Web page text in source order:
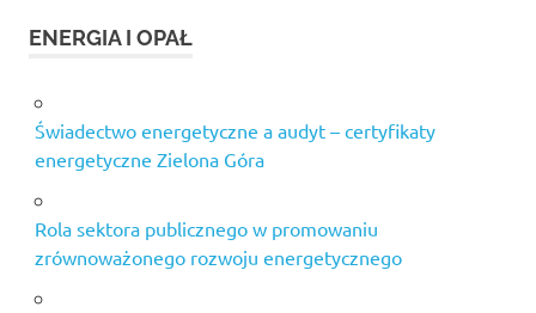
ENERGIA I OPAŁ
Świadectwo energetyczne a audyt – certyfikaty
energetyczne Zielona Góra
Rola sektora publicznego w promowaniu
zrównoważonego rozwoju energetycznego